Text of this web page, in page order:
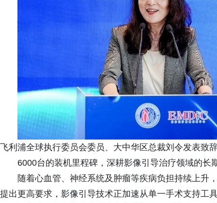
飞利浦全球执行委员会委员、大中华区总裁刘令发表致
6000台的装机里程碑，深耕影像引导治疗领域的长
随着心血管、神经系统及肿瘤等疾病负担持续上升
提出更高要求，影像引导技术正加速从单一手术支持工